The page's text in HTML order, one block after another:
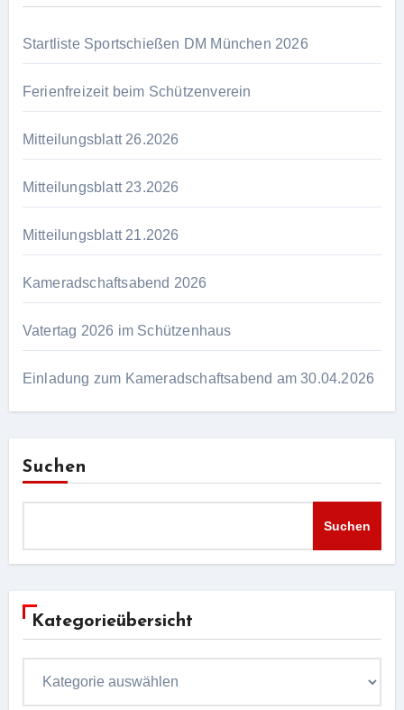
Startliste Sportschießen DM München 2026
Ferienfreizeit beim Schützenverein
Mitteilungsblatt 26.2026
Mitteilungsblatt 23.2026
Mitteilungsblatt 21.2026
Kameradschaftsabend 2026
Vatertag 2026 im Schützenhaus
Einladung zum Kameradschaftsabend am 30.04.2026
Suchen
Suchen
Kategorieübersicht